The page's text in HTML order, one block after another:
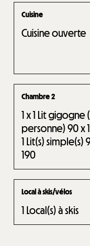
Cuisine
Cuisine ouverte
Chambre 2
1x 1 Lit gigogne
personne) 90 x
1 Lit(s) simple(s)
190
Local à skis/vélos
1 Local(s) à skis